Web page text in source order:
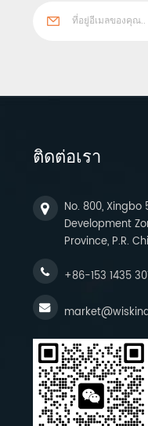
ติดต่อเรา
No. 800, Xingbo
Development
Province, P.R.
+86-153 1435